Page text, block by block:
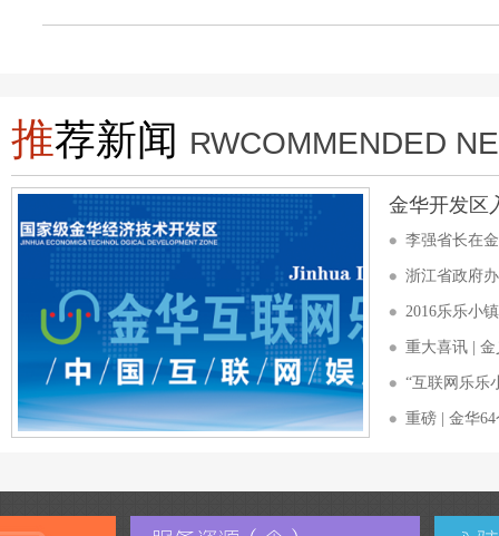
推荐新闻 RWCOMMENDED
金华开发区
李强省长在
浙江省政府
2016乐乐小
“互联网乐乐